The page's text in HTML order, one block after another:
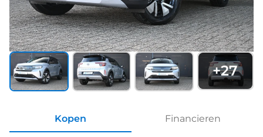
+27
Kopen Financieren